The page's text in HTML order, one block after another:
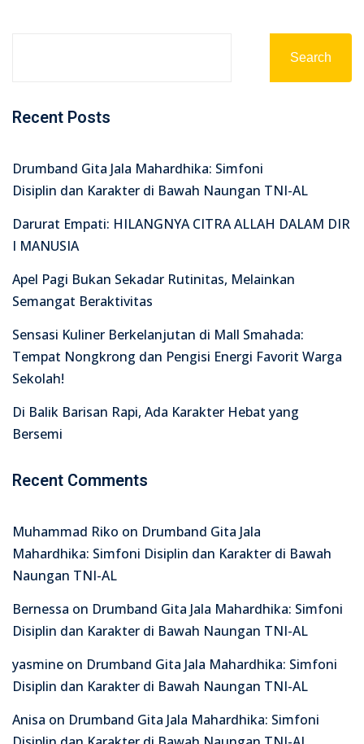
Search
Recent Posts
Drumband Gita Jala Mahardhika: Simfoni
Disiplin dan Karakter di Bawah Naungan TNI-AL
Darurat Empati: HILANGNYA CITRA ALLAH DALAM DIR
I MANUSIA
Apel Pagi Bukan Sekadar Rutinitas, Melainkan
Semangat Beraktivitas
Sensasi Kuliner Berkelanjutan di Mall Smahada:
Tempat Nongkrong dan Pengisi Energi Favorit Warga
Sekolah!
Di Balik Barisan Rapi, Ada Karakter Hebat yang
Bersemi
Recent Comments
Muhammad Riko on Drumband Gita Jala
Mahardhika: Simfoni Disiplin dan Karakter di Bawah
Naungan TNI-AL
Bernessa on Drumband Gita Jala Mahardhika: Simfoni
Disiplin dan Karakter di Bawah Naungan TNI-AL
yasmine on Drumband Gita Jala Mahardhika: Simfoni
Disiplin dan Karakter di Bawah Naungan TNI-AL
Anisa on Drumband Gita Jala Mahardhika: Simfoni